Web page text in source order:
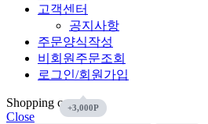
고객센터
공지사항
주문양식작성
비회원주문조회
로그인/회원가입
Shopping cart
Close